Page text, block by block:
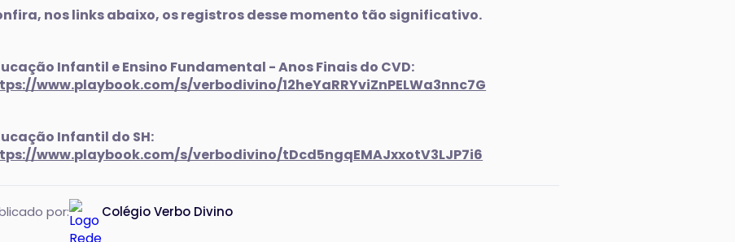
nos links abaixo, os registros desse momento tão significativo.
Infantil e Ensino Fundamental - Anos Finais do CVD:
www.playbook.com/s/verbodivino/12heYaRRYviZnPELWa3nnc7G
Infantil do SH:
www.playbook.com/s/verbodivino/tDcd5ngqEMAJxxotV3LJP7i6
por: Colégio Verbo Divino